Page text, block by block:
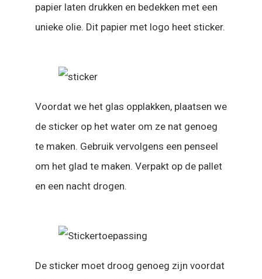
papier laten drukken en bedekken met een
unieke olie. Dit papier met logo heet sticker.
Voordat we het glas opplakken, plaatsen we
de sticker op het water om ze nat genoeg
te maken. Gebruik vervolgens een penseel
om het glad te maken. Verpakt op de pallet
en een nacht drogen.
De sticker moet droog genoeg zijn voordat